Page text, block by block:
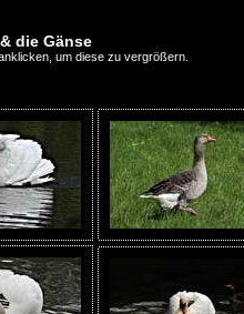
die Gänse
um diese zu vergrößern.